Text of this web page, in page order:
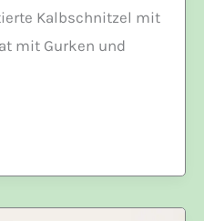
Kalbschnitzel mit
mit Gurken und